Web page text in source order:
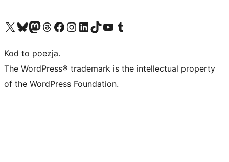
Odwiedź nasze konto X (dawniej Twitter)
Odwiedź nasze konto Bluesky
Odwiedź nasze konto na Mastodoncie
Odwiedź naszego Threadsa
Odwiedź naszego Facebooka
Odwiedź nasze konto na Instagramie
Odwiedź nasze konto na LinkedIn
Odwiedź naszego TikToka
Odwiedź nasz kanał YouTube
Odwiedź naszego Tumblra
Kod to poezja.
The WordPress® trademark is the intellectual property
of the WordPress Foundation.